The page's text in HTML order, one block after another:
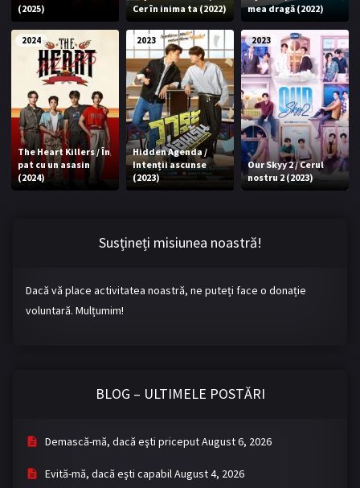
Bromance / BL China BL Vietnam
BL Philipine Cupluri Mixte
LGBTQ+ NON-ASIA
BLOG
Articole Cărți traduse
Muzică
RECOMANDĂRI PROIECTE
Înregistrează-te
(2025)
Cer în inima ta (2022)
mea dragă (2022)
2024
The Heart Killers / În
pat cu un asasin
(2024)
2023
Hidden Agenda /
Intenții ascunse
(2023)
2023
Our Skyy 2 / Cerul
nostru 2 (2023)
Susțineți misiunea noastră!
Dacă vă place activitatea noastră, ne puteți face o donație
voluntară. Mulțumim!
BLOG – ULTIMELE POSTĂRI
Demască-mă, dacă eşti priceputAugust 6, 2026
Evită-mă, dacă eşti capabilAugust 4, 2026